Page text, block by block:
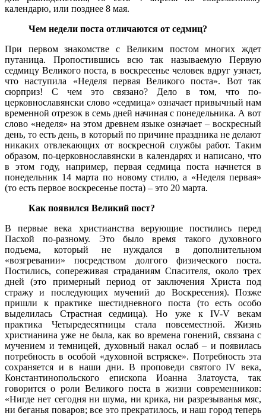
календарю, или позднее 8 мая.
Чем недели поста отличаются от седмиц?
При первом знакомстве с Великим постом многих ждет
путаница. Пропостившись всю так называемую Первую
седмицу Великого поста, в воскресенье человек вдруг узнает,
что наступила «Неделя первая Великого поста». Вот так
сюрприз! С чем это связано? Дело в том, что по-
церковнославянски слово «седмица» означает привычный нам
временной отрезок в семь дней начиная с понедельника. А вот
слово «неделя» на этом древнем языке означает – воскресный
день, то есть день, в который по причине праздника не делают
никаких отвлекающих от воскресной службы работ. Таким
образом, по-церковнославянски в календарях и написано, что
в этом году, например, первая седмица поста начнется в
понедельник 14 марта по новому стилю, а «Неделя первая»
(то есть первое воскресенье поста) – это 20 марта.
Как появился Великий пост?
В первые века христианства верующие постились перед
Пасхой по-разному. Это было время такого духовного
подъема, который не нуждался в дополнительном
«возгревании» посредством долгого физического поста.
Постились, сопереживая страданиям Спасителя, около трех
дней (это примерный период от заключения Христа под
стражу и последующих мучений до Воскресения). Позже
пришли к практике шестидневного поста (то есть особо
выделилась Страстная седмица). Но уже к IV-V векам
практика Четыредесятницы стала повсеместной. Жизнь
христианина уже не была, как во времена гонений, связана с
мучением и темницей, духовный накал ослаб – и появилась
потребность в особой «духовной встряске». Потребность эта
сохраняется и в наши дни. В проповеди святого IV века,
Константинопольского епископа Иоанна Златоуста, так
говорится о роли Великого поста в жизни современников:
«Нигде нет сегодня ни шума, ни крика, ни разрезыванья мяс,
ни беганья поваров; все это прекратилось, и наш город теперь